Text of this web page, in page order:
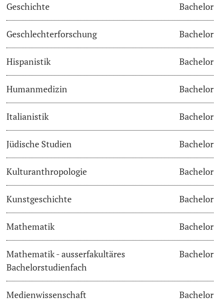
Student Advice Center
Funding
Career Counseling
Social Services & Health Care
Inclusive University
Support Services Guide
Learning & Teaching
AI in learning and teaching
Digital learning
Language Center
Geschichte Bachelor
Geschlechterforschung Bachelor
Hispanistik Bachelor
Humanmedizin Bachelor
Italianistik Bachelor
Jüdische Studien Bachelor
Kulturanthropologie Bachelor
Kunstgeschichte Bachelor
Mathematik Bachelor
Mathematik - ausserfakultäres
Bachelorstudienfach
Bachelor
Medienwissenschaft Bachelor